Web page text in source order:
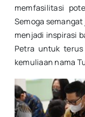
memfasilitasi
Semoga
menjadi inspirasi
Petra untuk
kemuliaan nama